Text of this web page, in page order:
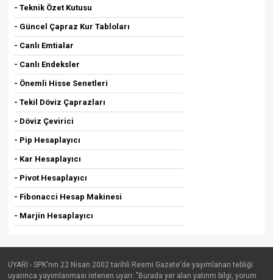
- Teknik Özet Kutusu
- Güncel Çapraz Kur Tabloları
- Canlı Emtialar
- Canlı Endeksler
- Önemli Hisse Senetleri
- Tekil Döviz Çaprazları
- Döviz Çevirici
- Pip Hesaplayıcı
- Kar Hesaplayıcı
- Pivot Hesaplayıcı
- Fibonacci Hesap Makinesi
- Marjin Hesaplayıcı
UYARI - SPK'nın 22 Nisan 2002 tarihli Resmi Gazete'de yayımlanan tebliği
uyarınca yayımlanması istenen uyarı: "Burada yer alan yatırım bilgi, yorum